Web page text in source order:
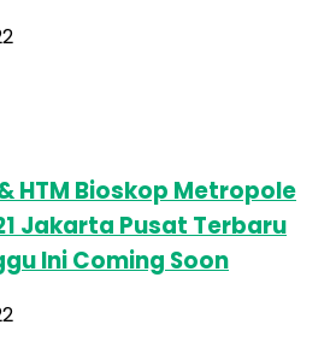
HTM Bioskop Metropole
Jakarta Pusat Terbaru
Ini Coming Soon